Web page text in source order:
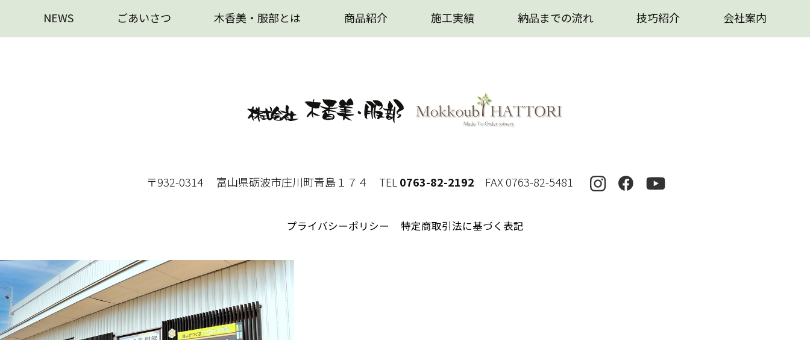
NEWS ごあいさつ 木香美・服部とは 商品紹介 施工実績 納品までの流れ 技巧紹介 会社案内
〒932-0314 富山県砺波市庄川町青島１７４ TEL 0763-82-2192 FAX 0763-82-5481
プライバシーポリシー 特定商取引法に基づく表記